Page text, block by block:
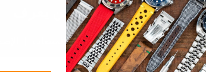
كن أول من يعرف